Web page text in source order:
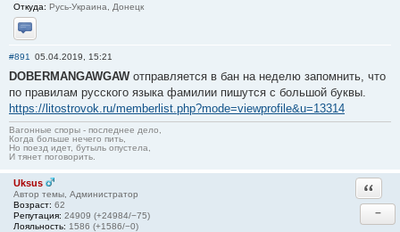
Откуда: Русь-Украина, Донецк
Отправить личное сообщение
#891 05.04.2019, 15:21
DOBERMANGAWGAW отправляется в бан на неделю запомнить, что
по правилам русского языка фамилии пишутся с большой буквы.
https://litostrovok.ru/memberlist.php?mode=viewprofile&u=13314
Вагонные споры - последнее дело,
Когда больше нечего пить,
Но поезд идет, бутыль опустела,
И тянет поговорить.
Uksus
Автор темы, Администратор
Возраст: 62
Репутация: 24909 (+24984/−75)
Лояльность: 1586 (+1586/−0)
−